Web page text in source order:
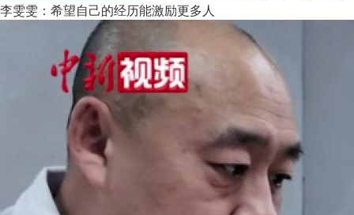
李雯雯：希望自己的经历能激励更多人